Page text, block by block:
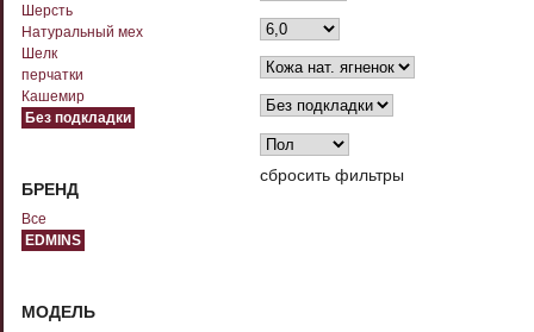
Шерсть
Натуральный мех
Шелк
перчатки
Кашемир
Без подкладки
БРЕНД
Все
EDMINS
МОДЕЛЬ
сбросить фильтры